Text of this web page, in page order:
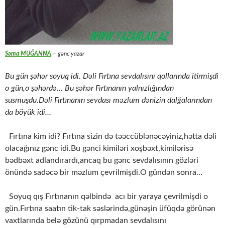
Səma MUĞANNA – gənc yazar
Bu gün şəhər soyuq idi. Dəli Fırtına sevdalısını qollarında itirmişdi
o gün,o şəhərdə… Bu şəhər Fırtınanın yalnızlığından
susmuşdu.Dəli Fırtınanın sevdası məzlum dənizin dalğalarından
da böyük idi…
Fırtına kim idi? Fırtına sizin də təəccüblənəcəyiniz,hətta dəli
olacağınız gənc idi.Bu gənci kimiləri xoşbəxt,kimilərisə
bədbəxt adlandırardı,ancaq bu gənc sevdalısının gözləri
önündə sadəcə bir məzlum çevrilmişdi.O gündən sonra…
Soyuq qış Fırtınanın qəlbində acı bir yaraya çevrilmişdi o
gün.Fırtına saatın tik-tak səslərində,günəşin üfüqdə görünən
vaxtlarında belə gözünü qırpmadan sevdalısını